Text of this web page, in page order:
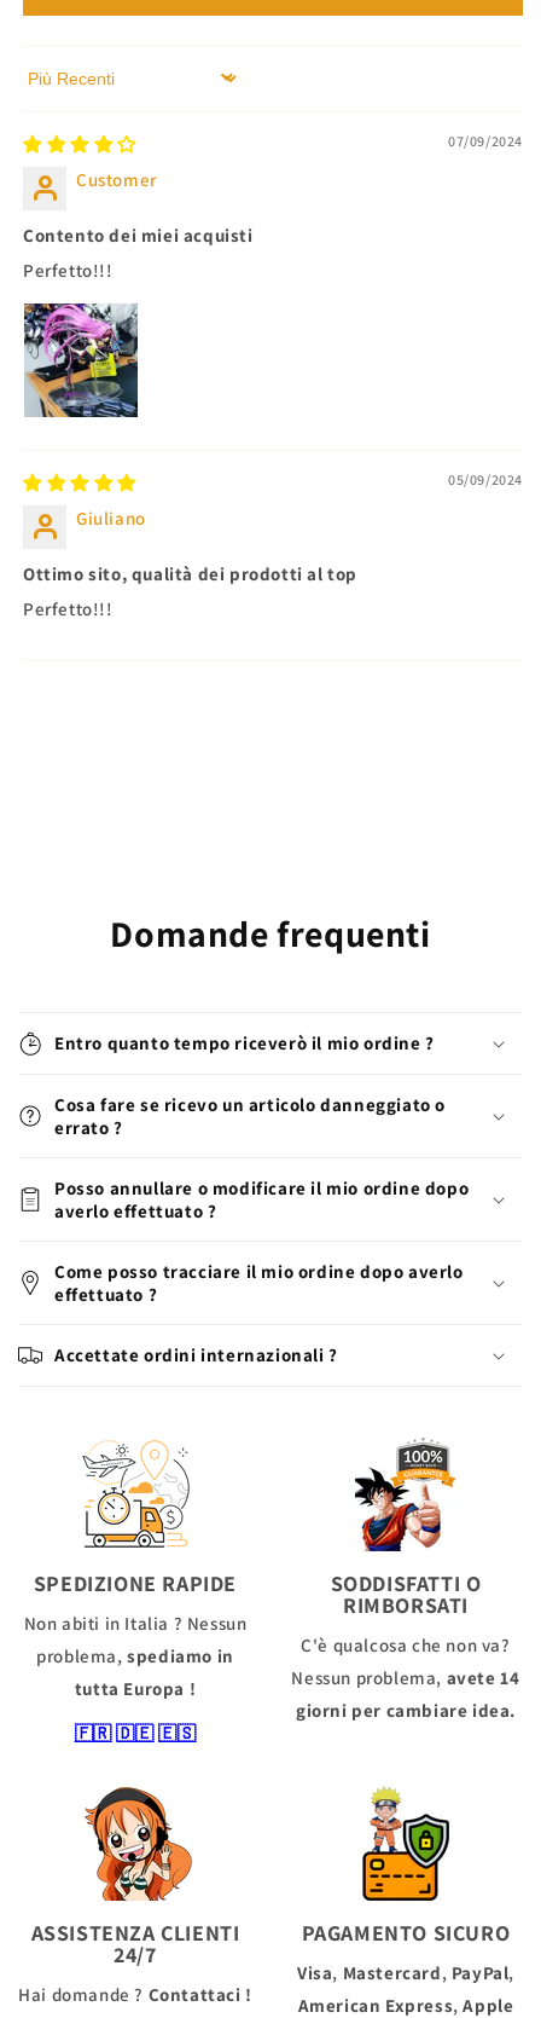
Sort by
07/09/2024
Customer
Contento dei miei acquisti
Perfetto!!!
05/09/2024
Giuliano
Ottimo sito, qualità dei prodotti al top
Perfetto!!!
Domande frequenti
Entro quanto tempo riceverò il mio ordine ?
Cosa fare se ricevo un articolo danneggiato o
errato ?
Posso annullare o modificare il mio ordine dopo
averlo effettuato ?
Come posso tracciare il mio ordine dopo averlo
effettuato ?
Accettate ordini internazionali ?
SPEDIZIONE RAPIDE
Non abiti in Italia ? Nessun
problema, spediamo in
tutta Europa !
🇫🇷🇩🇪🇪🇸
SODDISFATTI O
RIMBORSATI
C'è qualcosa che non va?
Nessun problema, avete 14
giorni per cambiare idea.
ASSISTENZA CLIENTI
24/7
Hai domande ? Contattaci !
PAGAMENTO SICURO
Visa, Mastercard, PayPal,
American Express,Apple